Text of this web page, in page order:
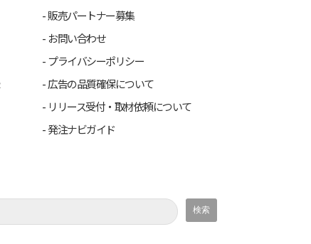
販売パートナー募集
お問い合わせ
プライバシーポリシー
広告の品質確保について
リリース受付・取材依頼について
発注ナビガイド